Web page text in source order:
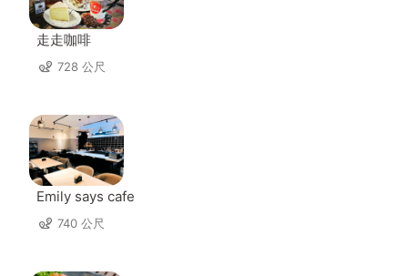
走走咖啡
728 公尺
Emily says cafe
740 公尺